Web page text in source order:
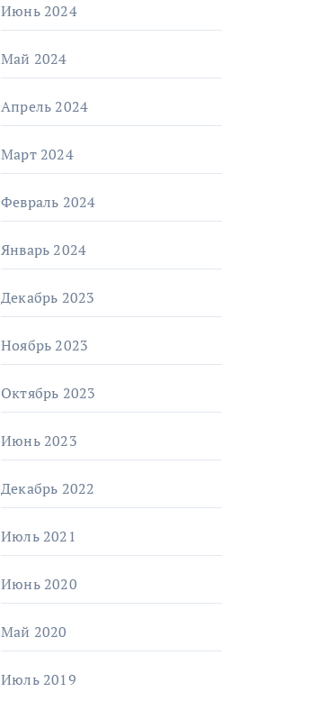
Июнь 2024
Май 2024
Апрель 2024
Март 2024
Февраль 2024
Январь 2024
Декабрь 2023
Ноябрь 2023
Октябрь 2023
Июнь 2023
Декабрь 2022
Июль 2021
Июнь 2020
Май 2020
Июль 2019